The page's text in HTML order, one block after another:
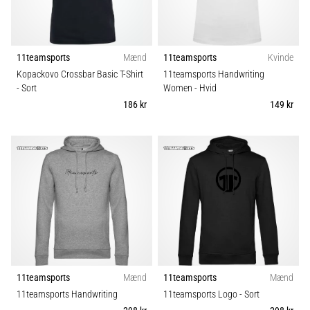
fodboldstøvler
og
touch
1. 7. 2025
1 min. Læsning
More
Victories
dig
klar
Teamsales
Fit
11teamsports
Mænd
Kopackovo Crossbar Basic T-Shirt
- Sort
186 kr
11teamsports
Kvinde
11teamsports Handwriting
Women - Hvid
149 kr
11teamsports
Mænd
11teamsports Handwriting
11teamsports
Mænd
11teamsports Logo- Sort